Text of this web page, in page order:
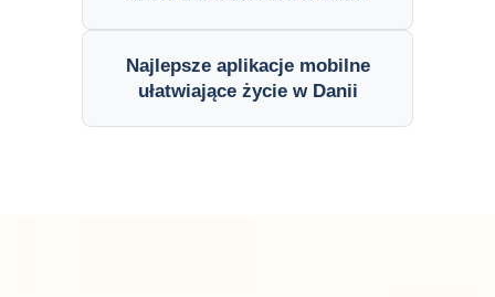
Najlepsze aplikacje mobilne
ułatwiające życie w Danii